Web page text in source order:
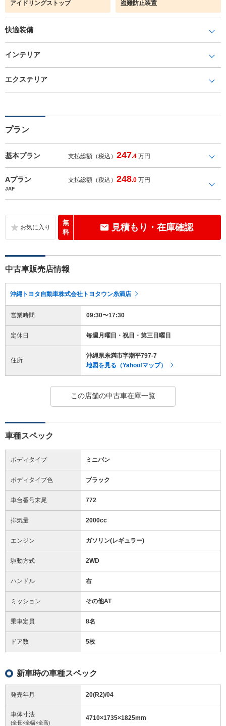
アイドリングストップ 盗難防止装置
快適装備
インテリア
エクステリア
プラン
基本プラン 支払総額（税込）247.4 万円
Aプラン 支払総額（税込）248.0 万円
JAF
無
料
見積もり・在庫確認
中古車販売店情報
沖縄トヨタ自動車株式会社トヨタウン糸満店
営業時間 09:30〜17:30
定休日 毎週月曜日・祝日・第三日曜日
住所
沖縄県糸満市字潮平797-7
地図を見る（Yahoo!マップ）
この店舗の中古車在庫一覧
車種スペック
ボディタイプ ミニバン
ボディタイプ色 ブラック
車台番号末尾 772
排気量 2000cc
エンジン ガソリン(レギュラー)
駆動方式 2WD
ハンドル 右
ミッション その他AT
乗車定員 8名
ドア数 5枚
新車時の車種スペック
発売年月 20(R2)/04
車体寸法
(全長×全幅×全高)
4710×1735×1825mm